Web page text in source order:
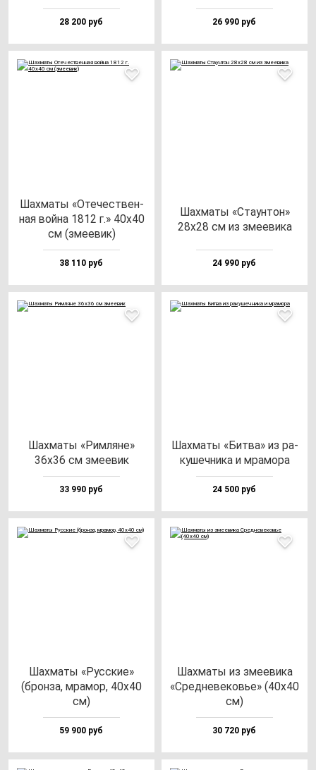
28 200 руб 26 990 руб
Шах­ма­ты «Оте­чес­твен­
ная вой­на 1812 г.» 40х40
см (зме­евик)
38 110 руб
Шах­ма­ты «Ста­ун­тон»
28х28 см из зме­еви­ка
24 990 руб
Шах­ма­ты «Рим­ля­не»
36х36 см зме­евик
33 990 руб
Шах­ма­ты «Бит­ва» из ра­
ку­шеч­ни­ка и мра­мо­ра
24 500 руб
Шах­ма­ты «Рус­ские»
(брон­за, мра­мор, 40х40
см)
59 900 руб
Шах­ма­ты из зме­еви­ка
«Сред­не­ве­ковье» (40х40
см)
30 720 руб